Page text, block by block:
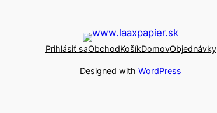
Prihlásiť saObchodKošíkDomovObjednávky
Designed with WordPress